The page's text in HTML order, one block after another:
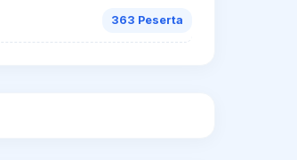
363 Peserta